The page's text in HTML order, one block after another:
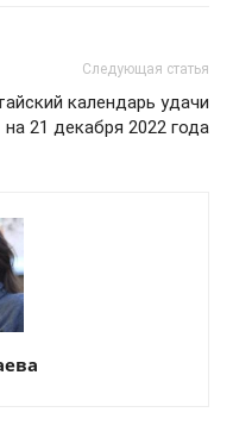
Следующая статья
календарь удачи
на 21 декабря 2022 года